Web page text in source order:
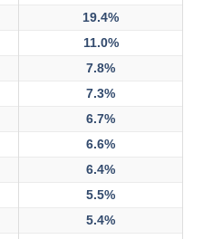
19.4%
11.0%
7.8%
7.3%
6.7%
6.6%
6.4%
5.5%
5.4%